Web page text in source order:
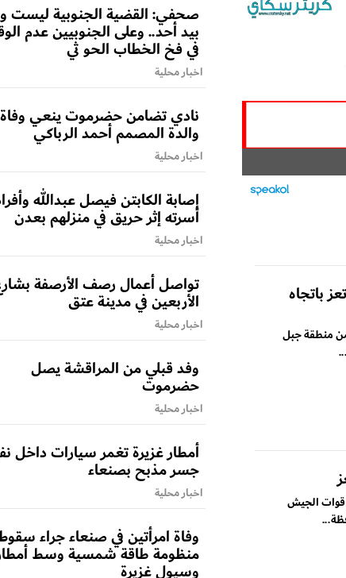
باتجاه
منطقة جبل
قوات الجيش
صحفي: القضية الجنوبية ليست
بيد أحد.. وعلى الجنوبيين عدم
في فخ الخطاب الحو ثي
اخبار محلية
نادي تضامن حضرموت ينعي وفاة
والدة المصمم أحمد الرباكي
اخبار محلية
إصابة الكابتن فيصل عبدالله
أسرته إثر حريق في منزلهم بعدن
اخبار محلية
تواصل أعمال رصف الأرصفة
الأربعين في مدينة عتق
اخبار محلية
وفد قبلي من المراقشة يصل
حضرموت
اخبار محلية
أمطار غزيرة تغمر سيارات داخل
جسر مذبح بصنعاء
اخبار محلية
وفاة امرأتين في صنعاء جراء
منظومة طاقة شمسية وسط
وسيول غزيرة